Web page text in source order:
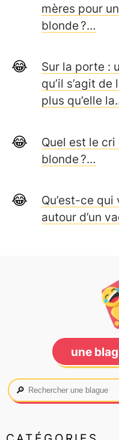
mères pour
blonde ?…
Sur la porte :
qu’il s’agit
plus qu’elle
Quel est le cri
blonde ?…
Qu’est-ce
autour d’un
une
🔎